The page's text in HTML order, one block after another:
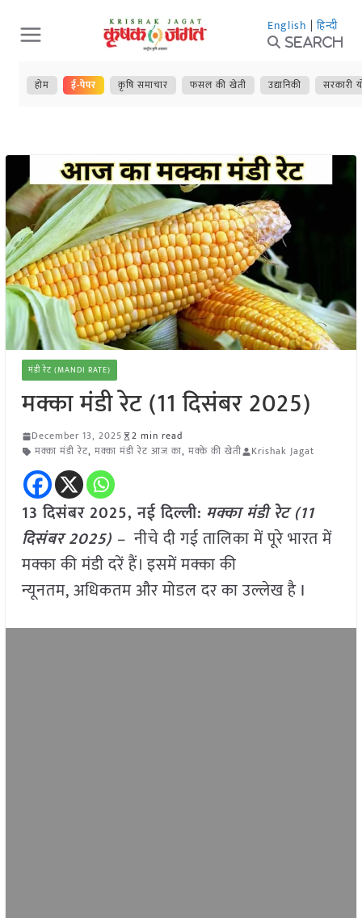
Skip
to
content
English | हिन्दी
Search
होम ई-पेपर कृषि समाचार फसल की खेती उद्यानिकी सरकारी
मंडी रेट (MANDI RATE)
मक्का मंडी रेट (11 दिसंबर 2025)
December 13, 2025
2 min read
मक्का मंडी रेट, मक्का मंडी रेट आज का, मक्के की खेती Krishak Jagat
13 दिसंबर 2025, नई दिल्ली: मक्का मंडी रेट (11
दिसंबर 2025) – नीचे दी गई तालिका में पूरे भारत में
मक्का की मंडी दरें हैं। इसमें मक्का की
न्यूनतम, अधिकतम और मोडल दर का उल्लेख है I